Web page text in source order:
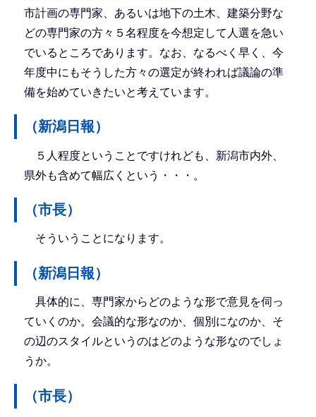
市計画の専門家、あるいは地下の土木、建築分野な
どの専門家の方々５名程度を今想定して人選を急い
でいるところであります。なお、なるべく早く、今
年度中にもそうした方々の選定が終われば議論の準
備を始めていきたいと考えています。
（新潟日報）
５人程度ということですけれども、新潟市内外、
県外も含めて幅広くという・・・。
（市長）
そういうことになります。
（新潟日報）
具体的に、専門家からどのような形で意見を伺っ
ていくのか。会議的な形なのか、個別になのか、そ
の辺のスタイルというのはどのような形なのでしょ
うか。
（市長）